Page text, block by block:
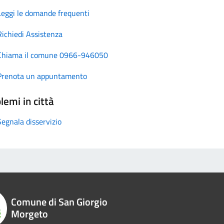
le domande frequenti
Assistenza
il comune 0966-946050
un appuntamento
in città
disservizio
Comune di San Giorgio
Morgeto